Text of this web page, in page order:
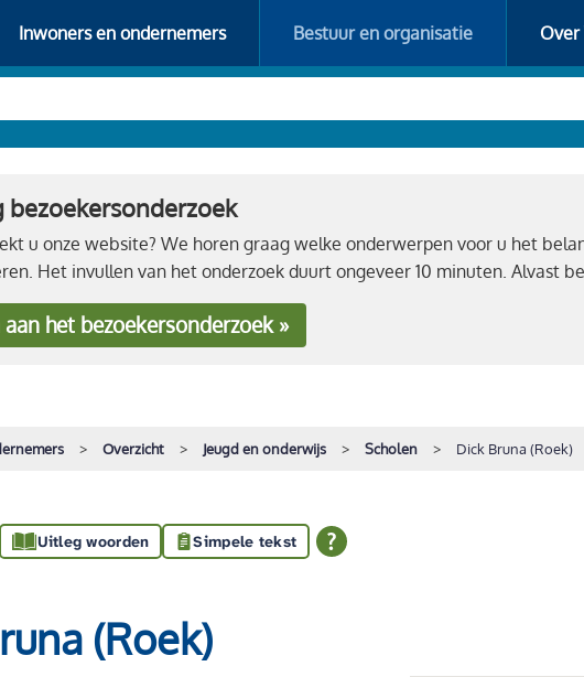
Inwoners en ondernemers Bestuur en organisatie Over
u onze website? We horen graag welke onderwerpen voor u het
Het invullen van het onderzoek duurt ongeveer 10 minuten. Alvast
aan het bezoekersonderzoek »
Overzicht Jeugd en onderwijs Scholen Dick Bruna (Roek)
Uitleg woorden Simpele tekst
(Roek)